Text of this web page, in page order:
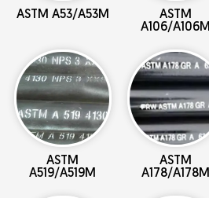
ASTM A53/A53M
ASTM
A106/A106M
ASTM
A519/A519M
ASTM
A178/A178M